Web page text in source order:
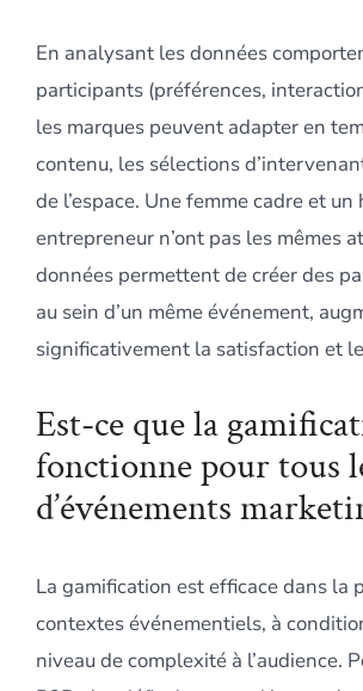
En analysant les données
participants (préférences,
les marques peuvent adapter en
contenu, les sélections
de l’espace. Une femme cadre et un
entrepreneur n’ont pas les mêmes
données permettent de créer des
au sein d’un même événement,
significativement la satisfaction et
Est-ce que la
fonctionne pour tous
d’événements
La gamification est efficace dans la
contextes événementiels, à
niveau de complexité à l’audience.